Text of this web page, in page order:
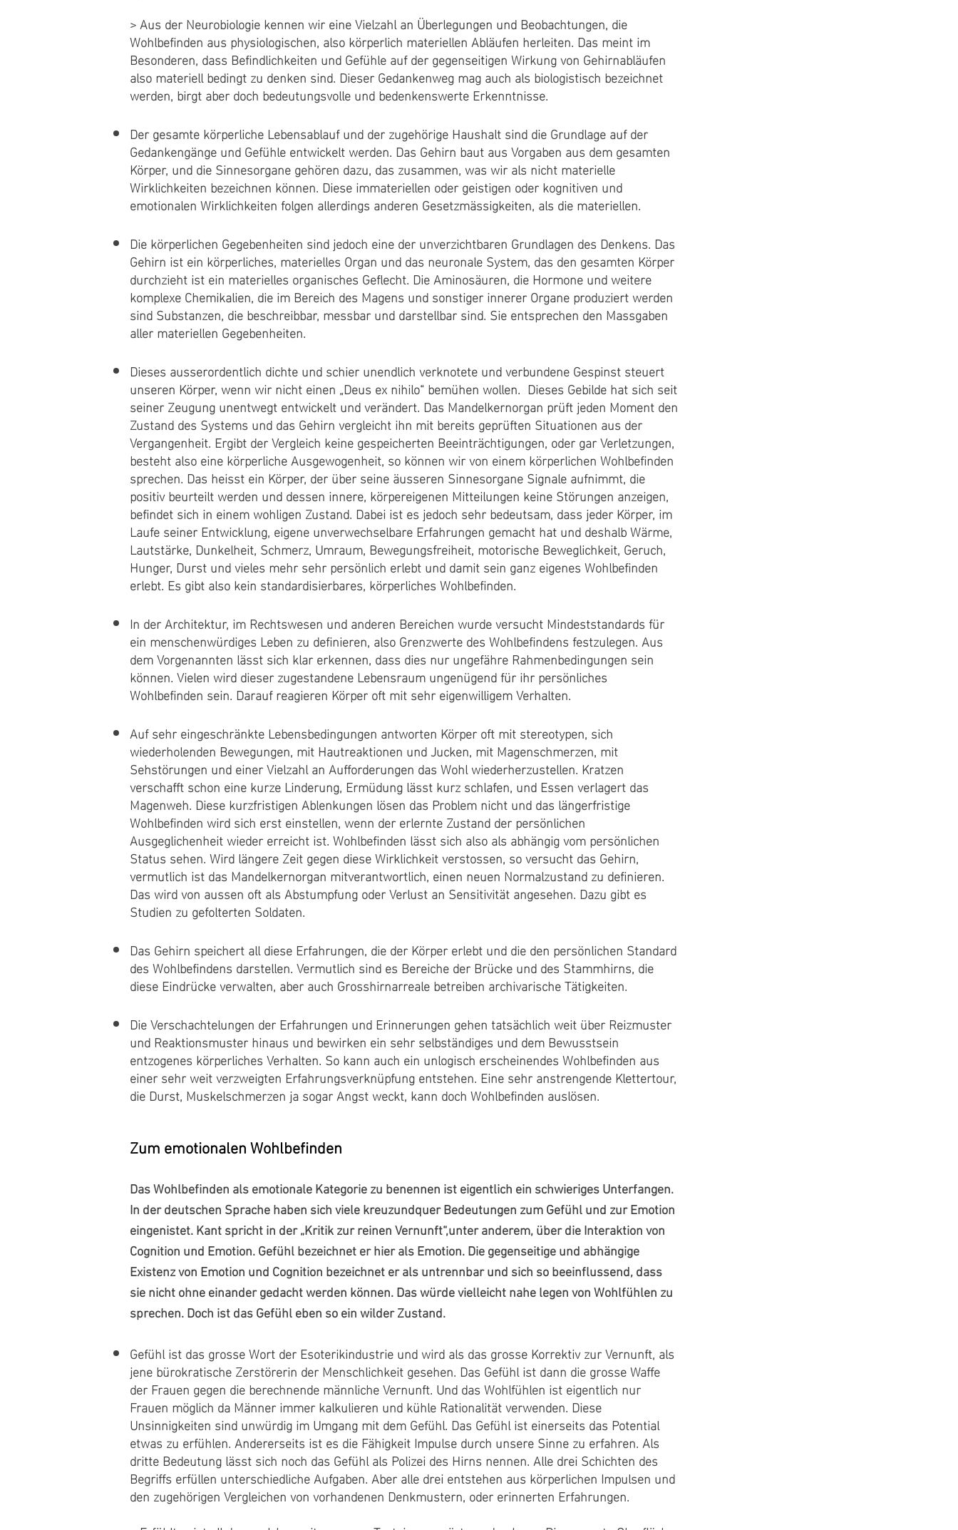
> Aus der Neurobiologie kennen wir eine Vielzahl an Überlegungen und Beobachtungen, die
Wohlbefinden aus physiologischen, also körperlich materiellen Abläufen herleiten. Das meint im
Besonderen, dass Befindlichkeiten und Gefühle auf der gegenseitigen Wirkung von Gehirnabläufen
also materiell bedingt zu denken sind. Dieser Gedankenweg mag auch als biologistisch bezeichnet
werden, birgt aber doch bedeutungsvolle und bedenkenswerte Erkenntnisse.
Der gesamte körperliche Lebensablauf und der zugehörige Haushalt sind die Grundlage auf der
Gedankengänge und Gefühle entwickelt werden. Das Gehirn baut aus Vorgaben aus dem gesamten
Körper, und die Sinnesorgane gehören dazu, das zusammen, was wir als nicht materielle
Wirklichkeiten bezeichnen können. Diese immateriellen oder geistigen oder kognitiven und
emotionalen Wirklichkeiten folgen allerdings anderen Gesetzmässigkeiten, als die materiellen.
Die körperlichen Gegebenheiten sind jedoch eine der unverzichtbaren Grundlagen des Denkens. Das
Gehirn ist ein körperliches, materielles Organ und das neuronale System, das den gesamten Körper
durchzieht ist ein materielles organisches Geflecht. Die Aminosäuren, die Hormone und weitere
komplexe Chemikalien, die im Bereich des Magens und sonstiger innerer Organe produziert werden
sind Substanzen, die beschreibbar, messbar und darstellbar sind. Sie entsprechen den Massgaben
aller materiellen Gegebenheiten.
Dieses ausserordentlich dichte und schier unendlich verknotete und verbundene Gespinst steuert
unseren Körper, wenn wir nicht einen „Deus ex nihilo“ bemühen wollen. Dieses Gebilde hat sich seit
seiner Zeugung unentwegt entwickelt und verändert. Das Mandelkernorgan prüft jeden Moment den
Zustand des Systems und das Gehirn vergleicht ihn mit bereits geprüften Situationen aus der
Vergangenheit. Ergibt der Vergleich keine gespeicherten Beeinträchtigungen, oder gar Verletzungen,
besteht also eine körperliche Ausgewogenheit, so können wir von einem körperlichen Wohlbefinden
sprechen. Das heisst ein Körper, der über seine äusseren Sinnesorgane Signale aufnimmt, die
positiv beurteilt werden und dessen innere, körpereigenen Mitteilungen keine Störungen anzeigen,
befindet sich in einem wohligen Zustand. Dabei ist es jedoch sehr bedeutsam, dass jeder Körper, im
Laufe seiner Entwicklung, eigene unverwechselbare Erfahrungen gemacht hat und deshalb Wärme,
Lautstärke, Dunkelheit, Schmerz, Umraum, Bewegungsfreiheit, motorische Beweglichkeit, Geruch,
Hunger, Durst und vieles mehr sehr persönlich erlebt und damit sein ganz eigenes Wohlbefinden
erlebt. Es gibt also kein standardisierbares, körperliches Wohlbefinden.
In der Architektur, im Rechtswesen und anderen Bereichen wurde versucht Mindeststandards für
ein menschenwürdiges Leben zu definieren, also Grenzwerte des Wohlbefindens festzulegen. Aus
dem Vorgenannten lässt sich klar erkennen, dass dies nur ungefähre Rahmenbedingungen sein
können. Vielen wird dieser zugestandene Lebensraum ungenügend für ihr persönliches
Wohlbefinden sein. Darauf reagieren Körper oft mit sehr eigenwilligem Verhalten.
Auf sehr eingeschränkte Lebensbedingungen antworten Körper oft mit stereotypen, sich
wiederholenden Bewegungen, mit Hautreaktionen und Jucken, mit Magenschmerzen, mit
Sehstörungen und einer Vielzahl an Aufforderungen das Wohl wiederherzustellen. Kratzen
verschafft schon eine kurze Linderung, Ermüdung lässt kurz schlafen, und Essen verlagert das
Magenweh. Diese kurzfristigen Ablenkungen lösen das Problem nicht und das längerfristige
Wohlbefinden wird sich erst einstellen, wenn der erlernte Zustand der persönlichen
Ausgeglichenheit wieder erreicht ist. Wohlbefinden lässt sich also als abhängig vom persönlichen
Status sehen. Wird längere Zeit gegen diese Wirklichkeit verstossen, so versucht das Gehirn,
vermutlich ist das Mandelkernorgan mitverantwortlich, einen neuen Normalzustand zu definieren.
Das wird von aussen oft als Abstumpfung oder Verlust an Sensitivität angesehen. Dazu gibt es
Studien zu gefolterten Soldaten.
Das Gehirn speichert all diese Erfahrungen, die der Körper erlebt und die den persönlichen Standard
des Wohlbefindens darstellen. Vermutlich sind es Bereiche der Brücke und des Stammhirns, die
diese Eindrücke verwalten, aber auch Grosshirnarreale betreiben archivarische Tätigkeiten.
Die Verschachtelungen der Erfahrungen und Erinnerungen gehen tatsächlich weit über Reizmuster
und Reaktionsmuster hinaus und bewirken ein sehr selbständiges und dem Bewusstsein
entzogenes körperliches Verhalten. So kann auch ein unlogisch erscheinendes Wohlbefinden aus
einer sehr weit verzweigten Erfahrungsverknüpfung entstehen. Eine sehr anstrengende Klettertour,
die Durst, Muskelschmerzen ja sogar Angst weckt, kann doch Wohlbefinden auslösen.
Zum emotionalen Wohlbefinden
Das Wohlbefinden als emotionale Kategorie zu benennen ist eigentlich ein schwieriges Unterfangen.
In der deutschen Sprache haben sich viele kreuzundquer Bedeutungen zum Gefühl und zur Emotion
eingenistet. Kant spricht in der „Kritik zur reinen Vernunft“,unter anderem, über die Interaktion von
Cognition und Emotion. Gefühl bezeichnet er hier als Emotion. Die gegenseitige und abhängige
Existenz von Emotion und Cognition bezeichnet er als untrennbar und sich so beeinflussend, dass
sie nicht ohne einander gedacht werden können. Das würde vielleicht nahe legen von Wohlfühlen zu
sprechen. Doch ist das Gefühl eben so ein wilder Zustand.
Gefühl ist das grosse Wort der Esoterikindustrie und wird als das grosse Korrektiv zur Vernunft, als
jene bürokratische Zerstörerin der Menschlichkeit gesehen. Das Gefühl ist dann die grosse Waffe
der Frauen gegen die berechnende männliche Vernunft. Und das Wohlfühlen ist eigentlich nur
Frauen möglich da Männer immer kalkulieren und kühle Rationalität verwenden. Diese
Unsinnigkeiten sind unwürdig im Umgang mit dem Gefühl. Das Gefühl ist einerseits das Potential
etwas zu erfühlen. Andererseits ist es die Fähigkeit Impulse durch unsere Sinne zu erfahren. Als
dritte Bedeutung lässt sich noch das Gefühl als Polizei des Hirns nennen. Alle drei Schichten des
Begriffs erfüllen unterschiedliche Aufgaben. Aber alle drei entstehen aus körperlichen Impulsen und
den zugehörigen Vergleichen von vorhandenen Denkmustern, oder erinnerten Erfahrungen.